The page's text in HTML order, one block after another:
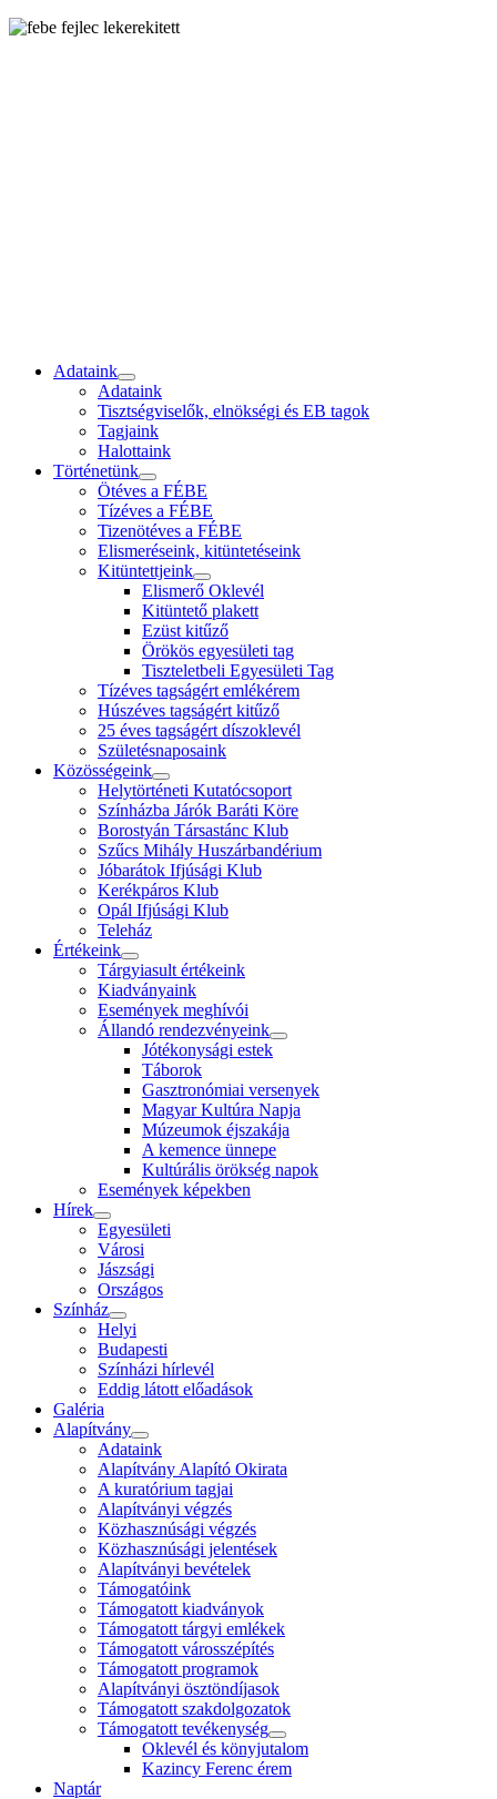
Adataink
Adataink
Tisztségviselők, elnökségi és EB tagok
Tagjaink
Halottaink
Történetünk
Ötéves a FÉBE
Tízéves a FÉBE
Tizenötéves a FÉBE
Elismeréseink, kitüntetéseink
Kitüntettjeink
Elismerő Oklevél
Kitüntető plakett
Ezüst kitűző
Örökös egyesületi tag
Tiszteletbeli Egyesületi Tag
Tízéves tagságért emlékérem
Húszéves tagságért kitűző
25 éves tagságért díszoklevél
Születésnaposaink
Közösségeink
Helytörténeti Kutatócsoport
Színházba Járók Baráti Köre
Borostyán Társastánc Klub
Szűcs Mihály Huszárbandérium
Jóbarátok Ifjúsági Klub
Kerékpáros Klub
Opál Ifjúsági Klub
Teleház
Értékeink
Tárgyiasult értékeink
Kiadványaink
Események meghívói
Állandó rendezvényeink
Jótékonysági estek
Táborok
Gasztronómiai versenyek
Magyar Kultúra Napja
Múzeumok éjszakája
A kemence ünnepe
Kultúrális örökség napok
Események képekben
Hírek
Egyesületi
Városi
Jászsági
Országos
Színház
Helyi
Budapesti
Színházi hírlevél
Eddig látott előadások
Galéria
Alapítvány
Adataink
Alapítvány Alapító Okirata
A kuratórium tagjai
Alapítványi végzés
Közhasznúsági végzés
Közhasznúsági jelentések
Alapítványi bevételek
Támogatóink
Támogatott kiadványok
Támogatott tárgyi emlékek
Támogatott városszépítés
Támogatott programok
Alapítványi ösztöndíjasok
Támogatott szakdolgozatok
Támogatott tevékenység
Oklevél és könyjutalom
Kazincy Ferenc érem
Naptár